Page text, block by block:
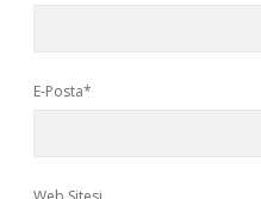
E-Posta*